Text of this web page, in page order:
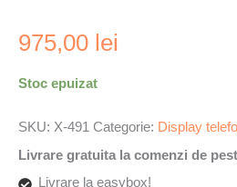
975,00 lei
Stoc epuizat
SKU: X-491 Categorie: Display
Livrare gratuita la comenzi de
Livrare la easybox!